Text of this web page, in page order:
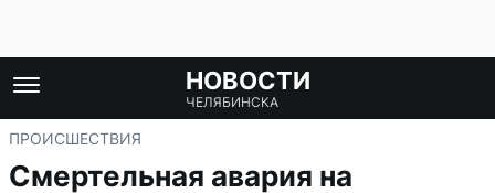
НОВОСТИ
ЧЕЛЯБИНСКА
ПРОИСШЕСТВИЯ
Смертельная авария на